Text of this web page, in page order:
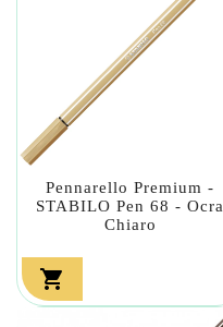
Pennarello Premium -
STABILO Pen 68 - Ocra
Chiaro
